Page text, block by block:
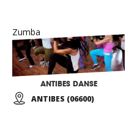
Zumba
ANTIBES DANSE
ANTIBES (06600)